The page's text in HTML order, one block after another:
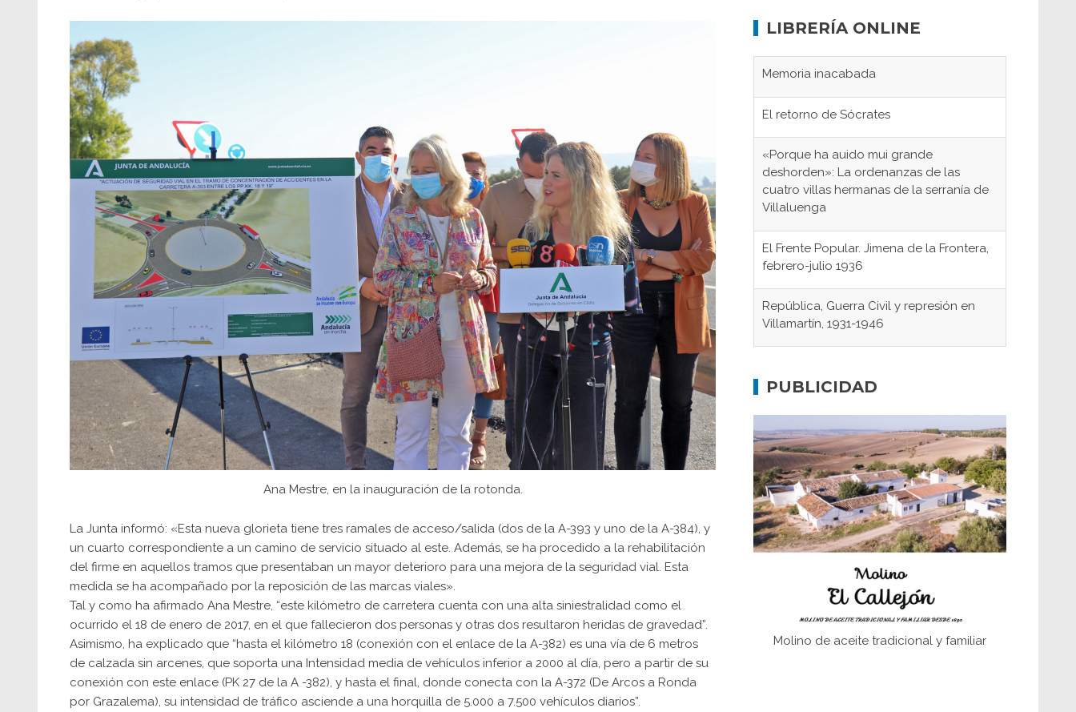
Ana Mestre, en la inauguración de la rotonda.
La Junta informó: «Esta nueva glorieta tiene tres ramales de acceso/salida (dos de la A-393 y uno de la A-384), y
un cuarto correspondiente a un camino de servicio situado al este. Además, se ha procedido a la rehabilitación
del firme en aquellos tramos que presentaban un mayor deterioro para una mejora de la seguridad vial. Esta
medida se ha acompañado por la reposición de las marcas viales».
Tal y como ha afirmado Ana Mestre, “este kilómetro de carretera cuenta con una alta siniestralidad como el
ocurrido el 18 de enero de 2017, en el que fallecieron dos personas y otras dos resultaron heridas de gravedad”.
Asimismo, ha explicado que “hasta el kilómetro 18 (conexión con el enlace de la A-382) es una vía de 6 metros
de calzada sin arcenes, que soporta una Intensidad media de vehículos inferior a 2000 al día, pero a partir de su
conexión con este enlace (PK 27 de la A -382), y hasta el final, donde conecta con la A-372 (De Arcos a Ronda
por Grazalema), su intensidad de tráfico asciende a una horquilla de 5.000 a 7.500 vehículos diarios”.
LIBRERÍA ONLINE
Memoria inacabada
El retorno de Sócrates
«Porque ha auido mui grande
deshorden»: La ordenanzas de las
cuatro villas hermanas de la serranía de
Villaluenga
El Frente Popular. Jimena de la Frontera,
febrero-julio 1936
República, Guerra Civil y represión en
Villamartín, 1931-1946
concentración nazis
fundaciones de Bornos
El Frente Popular. Ubrique, febrero-julio
1936
Juntar las letras. La alfabetización en el
campo: del afán de saber a la
Historia y vivencias del poblado de Los
PUBLICIDAD
Molino de aceite tradicional y familiar